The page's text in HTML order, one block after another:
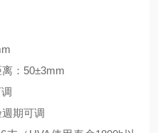
：50±3mm
期可调